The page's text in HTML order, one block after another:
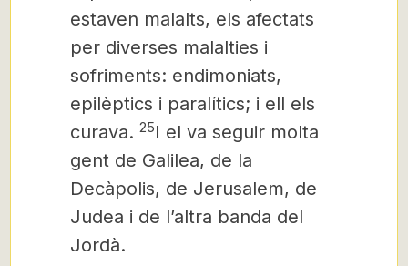
estaven malalts, els afectats
per diverses malalties i
sofriments: endimoniats,
epilèptics i paralítics; i ell els
curava. 25I el va seguir molta
gent de Galilea, de la
Decàpolis, de Jerusalem, de
Judea i de l’altra banda del
Jordà.